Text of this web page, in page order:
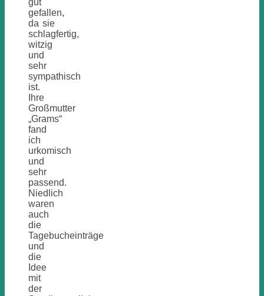
gefallen,
da sie
schlagfertig,
witzig
und
sehr
sympathisch
ist.
Ihre
Großmutter
„Grams“
fand
ich
urkomisch
und
sehr
passend.
Niedlich
waren
auch
die
Tagebucheinträge
und
die
Idee
mit
der